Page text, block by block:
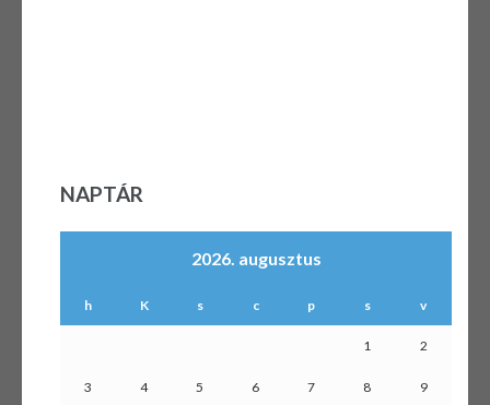
NAPTÁR
2026. augusztus
h K s c p s v
1 2
3 4 5 6 7 8 9